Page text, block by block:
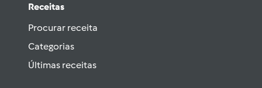
Receitas
Procurar receita
Categorias
Últimas receitas